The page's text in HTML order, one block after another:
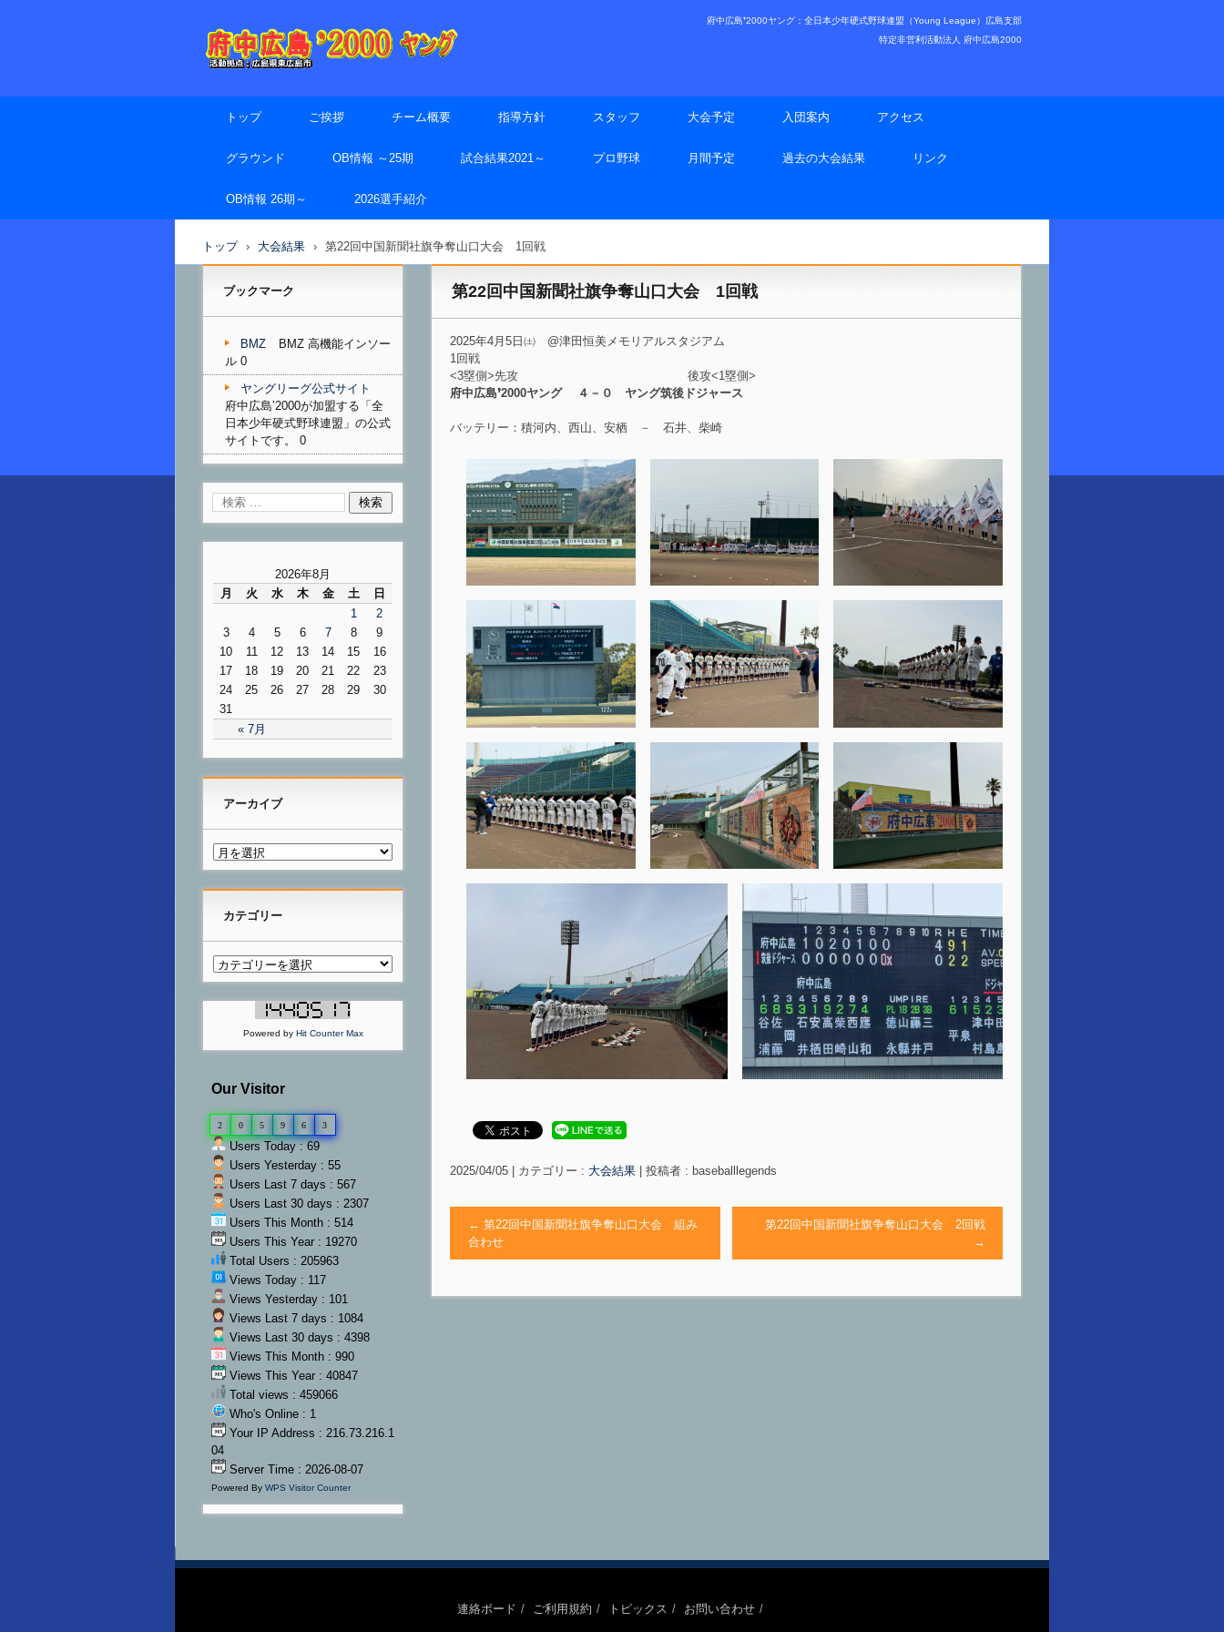
府中広島❜2000ヤング：全日本少年硬式野球連盟（Young League）広島支部
特定非営利活動法人 府中広島2000
トップ ご挨拶 チーム概要 指導方針 スタッフ 大会予定 入団案内 アクセス
グラウンド OB情報 ～25期 試合結果2021～ プロ野球 月間予定 過去の大会結果 リンク
OB情報 26期～ 2026選手紹介
トップ › 大会結果 › 第22回中国新聞社旗争奪山口大会 1回戦
第22回中国新聞社旗争奪山口大会 1回戦
2025年4月5日㈯ @津田恒美メモリアルスタジアム
1回戦
<3塁側>先攻 後攻<1塁側>
府中広島❜2000ヤング ４－０ ヤング筑後ドジャース
バッテリー：積河内、西山、安栖 － 石井、柴崎
2025/04/05 | カテゴリー : 大会結果 | 投稿者 : baseballlegends
← 第22回中国新聞社旗争奪山口大会 組み
合わせ
第22回中国新聞社旗争奪山口大会 2回戦
→
ブックマーク
BMZ
BMZ 高機能インソー
ル 0
ヤングリーグ公式サイト
府中広島’2000が加盟する「全
日本少年硬式野球連盟」の公式
サイトです。 0
2026年8月
月
火 水 木 金 土 日
« 7月
1
2
3
4 5 6 7 8
9
10
11 12 13 14 15
16
17
18 19 20 21 22
23
24
25 26 27 28 29
30
31
アーカイブ
カテゴリー
Powered by Hit Counter Max
Our Visitor
2 0 5 9 6 3
Users Today : 69
Users Yesterday : 55
Users Last 7 days : 567
Users Last 30 days : 2307
Users This Month : 514
Users This Year : 19270
Total Users : 205963
Views Today : 117
Views Yesterday : 101
Views Last 7 days : 1084
Views Last 30 days : 4398
Views This Month : 990
Views This Year : 40847
Total views : 459066
Who's Online : 1
Your IP Address : 216.73.216.1
04
Server Time : 2026-08-07
Powered By WPS Visitor Counter
連絡ボード ご利用規約 トピックス お問い合わせ